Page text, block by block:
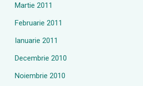
Martie 2011
Februarie 2011
Ianuarie 2011
Decembrie 2010
Noiembrie 2010